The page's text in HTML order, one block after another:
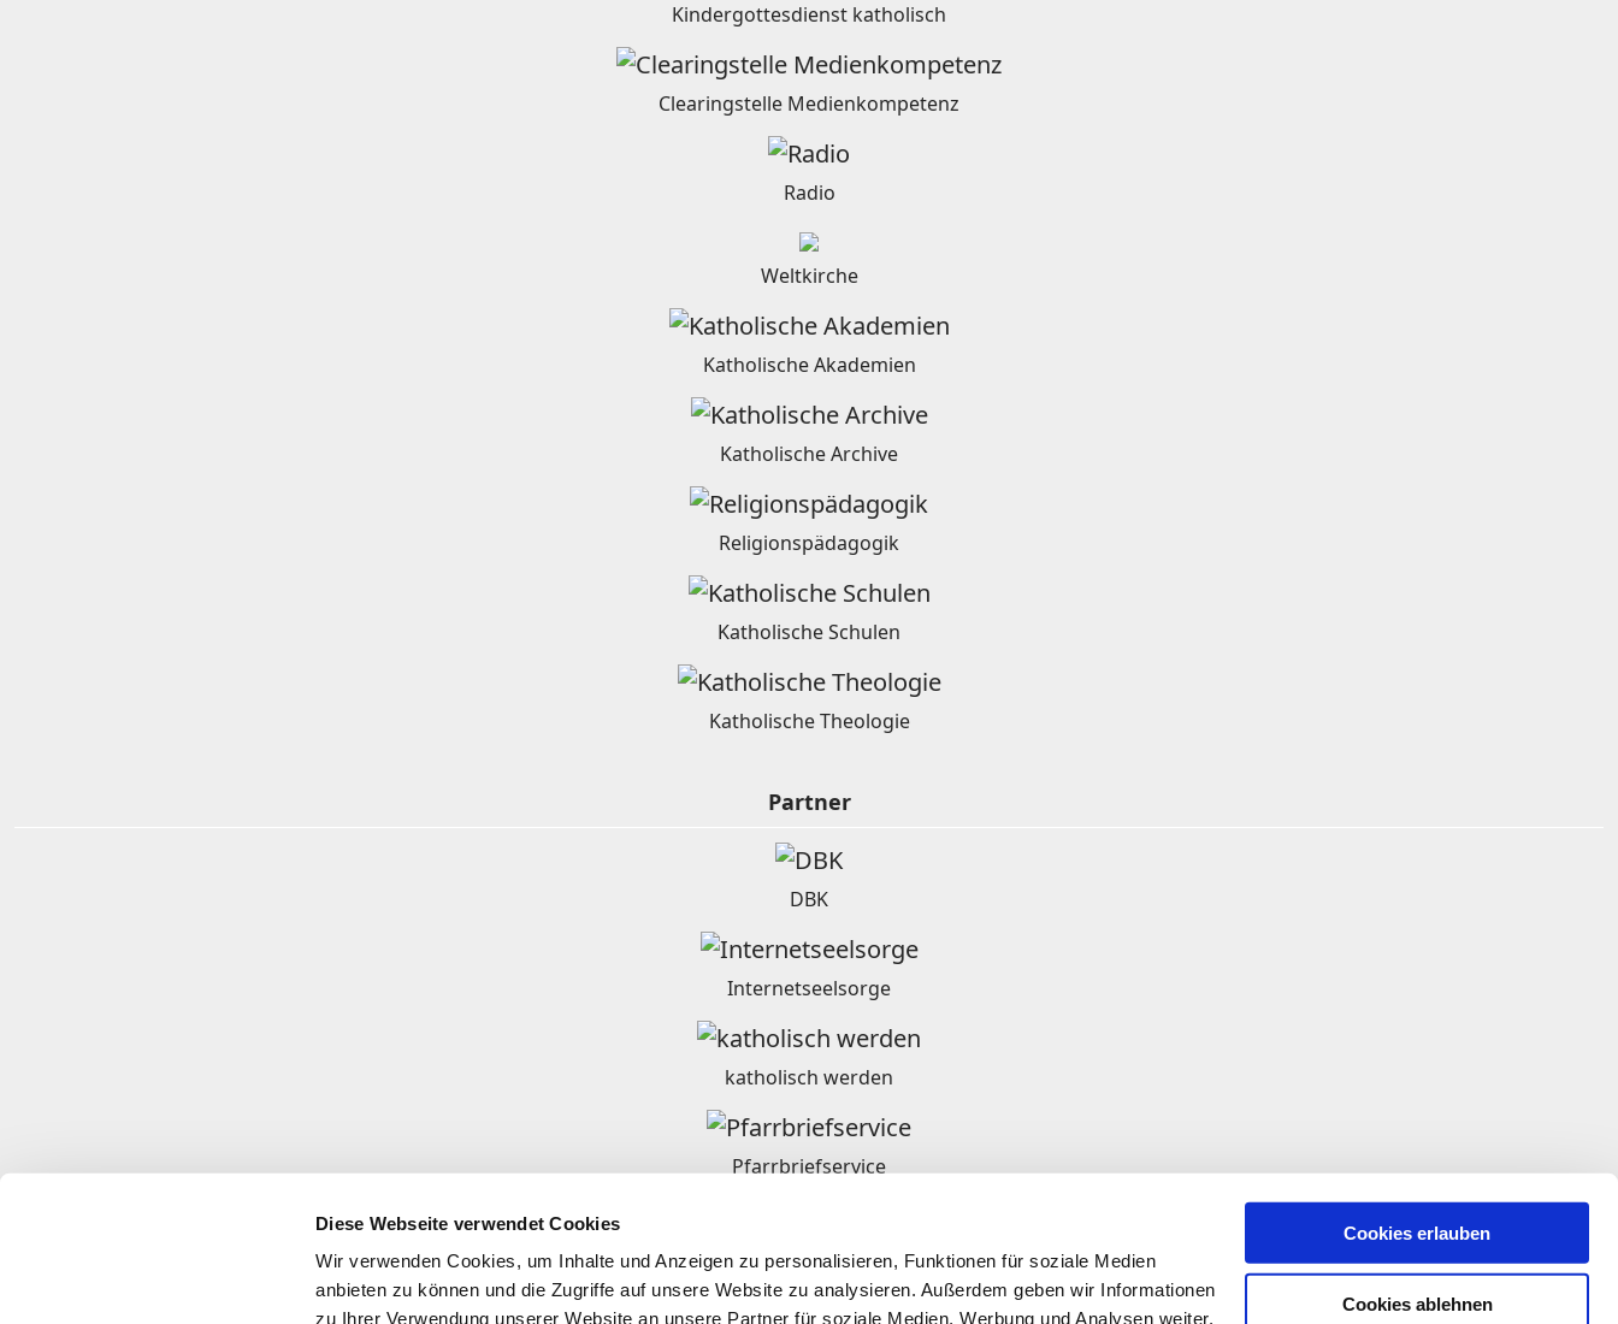
Diese Webseite verwendet Cookies
Wir verwenden Cookies, um Inhalte und Anzeigen zu personalisieren, Funktionen für soziale Medien
anbieten zu können und die Zugriffe auf unsere Website zu analysieren. Außerdem geben wir Informationen
zu Ihrer Verwendung unserer Website an unsere Partner für soziale Medien, Werbung und Analysen weiter.
Cookies erlauben
Cookies ablehnen
Kindergottesdienst katholisch
Clearingstelle Medienkompetenz
Radio
Weltkirche
Katholische Akademien
Katholische Archive
Religionspädagogik
Katholische Schulen
Katholische Theologie
Partner
DBK
Internetseelsorge
katholisch werden
Pfarrbriefservice
Ordensgemeinschaften in Deutschland